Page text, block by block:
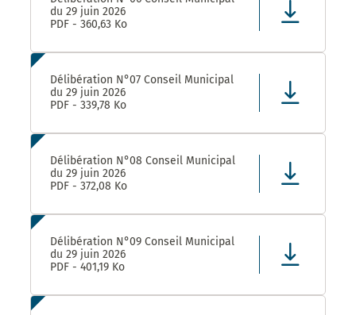
du 29 juin 2026
PDF - 360,63 Ko
Délibération N°07 Conseil Municipal
du 29 juin 2026
PDF - 339,78 Ko
Délibération N°08 Conseil Municipal
du 29 juin 2026
PDF - 372,08 Ko
Délibération N°09 Conseil Municipal
du 29 juin 2026
PDF - 401,19 Ko